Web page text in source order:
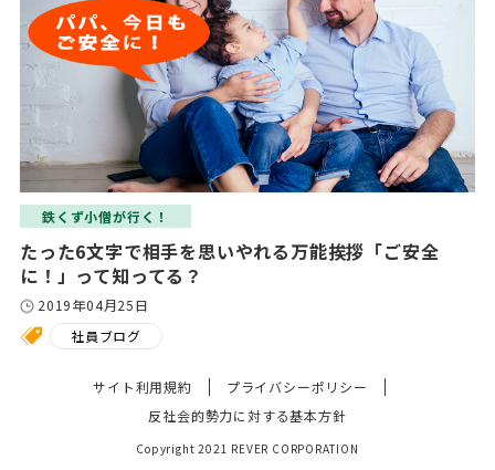
鉄くず小僧が行く！
たった6文字で相手を思いやれる万能挨拶「ご安全
に！」って知ってる？
2019年04月25日
社員ブログ
サイト利用規約
プライバシーポリシー
反社会的勢力に対する基本方針
Copyright 2021 REVER CORPORATION